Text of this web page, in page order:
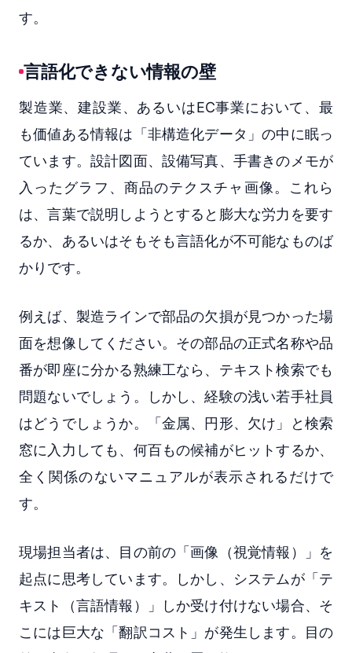
す。
言語化できない情報の壁
製造業、建設業、あるいはEC事業において、最
も価値ある情報は「非構造化データ」の中に眠っ
ています。設計図面、設備写真、手書きのメモが
入ったグラフ、商品のテクスチャ画像。これら
は、言葉で説明しようとすると膨大な労力を要す
るか、あるいはそもそも言語化が不可能なものば
かりです。
例えば、製造ラインで部品の欠損が見つかった場
面を想像してください。その部品の正式名称や品
番が即座に分かる熟練工なら、テキスト検索でも
問題ないでしょう。しかし、経験の浅い若手社員
はどうでしょうか。「金属、円形、欠け」と検索
窓に入力しても、何百もの候補がヒットするか、
全く関係のないマニュアルが表示されるだけで
す。
現場担当者は、目の前の「画像（視覚情報）」を
起点に思考しています。しかし、システムが「テ
キスト（言語情報）」しか受け付けない場合、そ
こには巨大な「翻訳コスト」が発生します。目の